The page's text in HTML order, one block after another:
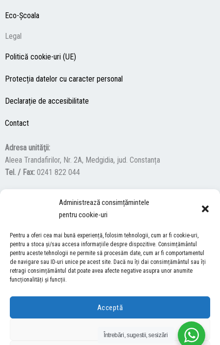
Administrează consimțămintele
pentru cookie-uri
Pentru a oferi cea mai bună experiență, folosim tehnologii, cum ar fi cookie-uri,
pentru a stoca și/sau accesa informațiile despre dispozitive. Consimțământul
pentru aceste tehnologii ne permite să procesăm date, cum ar fi comportamentul
de navigare sau ID-uri unice pe acest site. Dacă nu îți dai consimțământul sau îți
retragi consimțământul dat poate avea afecte negative asupra unor anumite
funcționalități și funcții.
Acceptă
Refuză
Eco-Şcoala
Legal
Politică cookie-uri (UE)
Protecția datelor cu caracter personal
Declarație de accesibilitate
Contact
Adresa unităţii:
Aleea Trandafirilor, Nr. 2A, Medgidia, jud. Constanța
Tel. / Fax: 0241 822 044
F
a
c
e
b
o
k
Y
u
t
u
b
I
s
t
a
g
a
ACCES NEVĂZĂTORI
Descărcați programul NonVisual Desktop Acces, care oferă
persoanelor cu dizabilități vizuale posibilitatea de a consulta site-ul
COPYRIGHT © 2026 ŞCOALA GIMNAZIALĂ “LUCIAN GRIGORESCU” MEDGIDIA
Întrebări, sugestii, sesizări